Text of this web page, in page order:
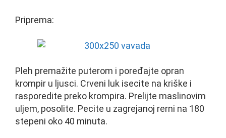
Priprema:
Pleh premažite puterom i poređajte opran
krompir u ljusci. Crveni luk isecite na kriške i
rasporedite preko krompira. Prelijte maslinovim
uljem, posolite. Pecite u zagrejanoj rerni na 180
stepeni oko 40 minuta.